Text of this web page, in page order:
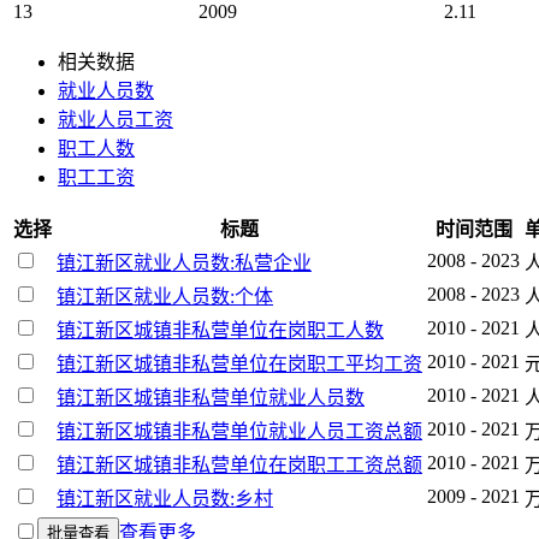
13
2009 2.11
相关数据
就业人员数
就业人员工资
职工人数
职工工资
选择 标题 时间范围
镇江新区就业人员数:私营企业
2008 - 2023
镇江新区就业人员数:个体
2008 - 2023
镇江新区城镇非私营单位在岗职工人数
2010 - 2021
镇江新区城镇非私营单位在岗职工平均工资 2010 - 2021
镇江新区城镇非私营单位就业人员数
2010 - 2021
镇江新区城镇非私营单位就业人员工资总额 2010 - 2021
镇江新区城镇非私营单位在岗职工工资总额 2010 - 2021
镇江新区就业人员数:乡村
2009 - 2021
批量查看 查看更多